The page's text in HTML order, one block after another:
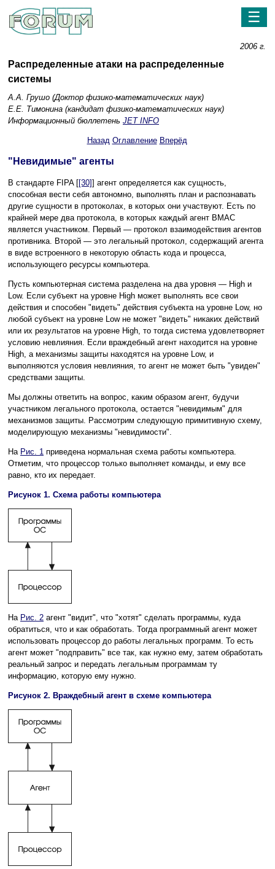
☰
2006 г.
Распределенные атаки на распределенные
системы
А.А. Грушо (Доктор физико-математических наук)
Е.Е. Тимонина (кандидат физико-математических наук)
Информационный бюллетень JET INFO
Назад Оглавление Вперёд
"Невидимые" агенты
В стандарте FIPA [[30]] агент определяется как сущность,
способная вести себя автономно, выполнять план и распознавать
другие сущности в протоколах, в которых они участвуют. Есть по
крайней мере два протокола, в которых каждый агент ВМАС
является участником. Первый — протокол взаимодействия агентов
противника. Второй — это легальный протокол, содержащий агента
в виде встроенного в некоторую область кода и процесса,
использующего ресурсы компьютера.
Пусть компьютерная система разделена на два уровня — High и
Low. Если субъект на уровне High может выполнять все свои
действия и способен "видеть" действия субъекта на уровне Low, но
любой субъект на уровне Low не может "видеть" никаких действий
или их результатов на уровне High, то тогда система удовлетворяет
условию невлияния. Если враждебный агент находится на уровне
High, а механизмы защиты находятся на уровне Low, и
выполняются условия невлияния, то агент не может быть "увиден"
средствами защиты.
Мы должны ответить на вопрос, каким образом агент, будучи
участником легального протокола, остается "невидимым" для
механизмов защиты. Рассмотрим следующую примитивную схему,
моделирующую механизмы "невидимости".
На Рис. 1 приведена нормальная схема работы компьютера.
Отметим, что процессор только выполняет команды, и ему все
равно, кто их передает.
Рисунок 1. Схема работы компьютера
На Рис. 2 агент "видит", что "хотят" сделать программы, куда
обратиться, что и как обработать. Тогда программный агент может
использовать процессор до работы легальных программ. То есть
агент может "подправить" все так, как нужно ему, затем обработать
реальный запрос и передать легальным программам ту
информацию, которую ему нужно.
Рисунок 2. Враждебный агент в схеме компьютера